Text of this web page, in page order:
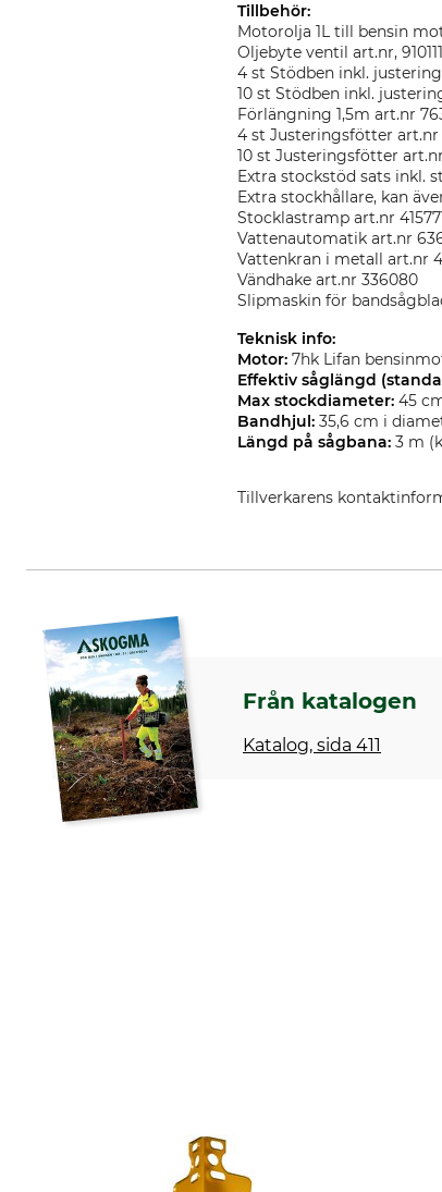
Tillbehör:
Motorolja 1L till bensin
Oljebyte ventil art.nr,
4 st Stödben inkl.
10 st Stödben inkl.
Förlängning 1,5m art.nr
4 st Justeringsfötter art.nr
10 st Justeringsfötter
Extra stockstöd sats inkl.
Extra stockhållare, kan
Stocklastramp art.nr
Vattenautomatik art.nr
Vattenkran i metall art.nr
Vändhake art.nr 336080
Slipmaskin för
Teknisk info:
Motor:7hk Lifan
Effektiv såglängd
Max stockdiameter: 45
Bandhjul: 35,6 cm i
Längd på sågbana: 3 m
Tillverkarens
Från katalogen
Katalog, sida 411